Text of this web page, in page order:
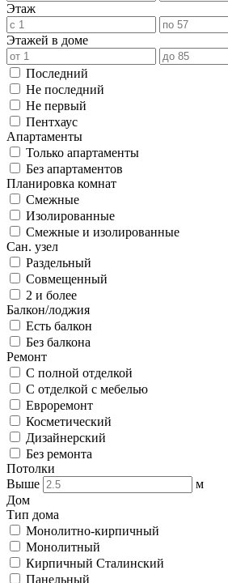
Этаж
Этажей в доме
Последний
Не последний
Не первый
Пентхаус
Апартаменты
Только апартаменты
Без апартаментов
Планировка комнат
Смежные
Изолированные
Смежные и изолированные
Сан. узел
Раздельный
Совмещенный
2 и более
Балкон/лоджия
Есть балкон
Без балкона
Ремонт
С полной отделкой
С отделкой с мебелью
Евроремонт
Косметический
Дизайнерский
Без ремонта
Потолки
Выше
м
Дом
Тип дома
Монолитно-кирпичный
Монолитный
Кирпичный Сталинский
Панельный